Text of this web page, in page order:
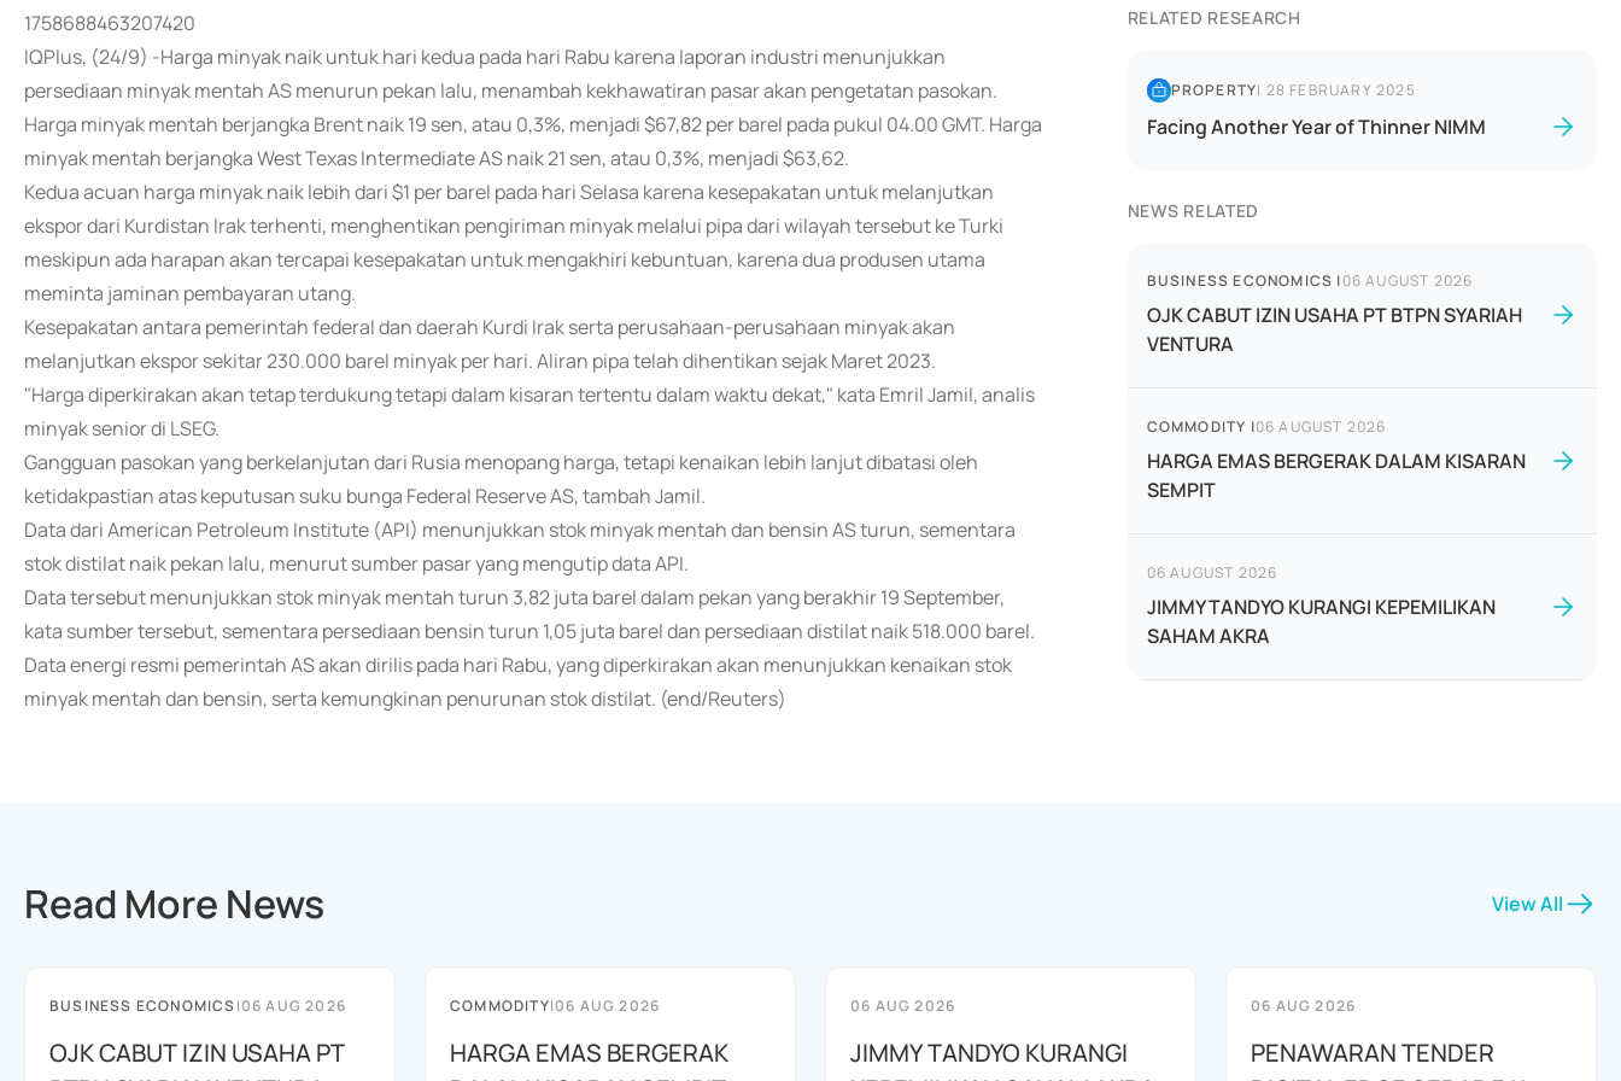
1758688463207420
IQPlus, (24/9) -Harga minyak naik untuk hari kedua pada hari Rabu karena laporan industri menunjukkan
persediaan minyak mentah AS menurun pekan lalu, menambah kekhawatiran pasar akan pengetatan pasokan.
Harga minyak mentah berjangka Brent naik 19 sen, atau 0,3%, menjadi $67,82 per barel pada pukul 04.00 GMT. Harga
minyak mentah berjangka West Texas Intermediate AS naik 21 sen, atau 0,3%, menjadi $63,62.
Kedua acuan harga minyak naik lebih dari $1 per barel pada hari Selasa karena kesepakatan untuk melanjutkan
ekspor dari Kurdistan Irak terhenti, menghentikan pengiriman minyak melalui pipa dari wilayah tersebut ke Turki
meskipun ada harapan akan tercapai kesepakatan untuk mengakhiri kebuntuan, karena dua produsen utama
meminta jaminan pembayaran utang.
Kesepakatan antara pemerintah federal dan daerah Kurdi Irak serta perusahaan-perusahaan minyak akan
melanjutkan ekspor sekitar 230.000 barel minyak per hari. Aliran pipa telah dihentikan sejak Maret 2023.
"Harga diperkirakan akan tetap terdukung tetapi dalam kisaran tertentu dalam waktu dekat," kata Emril Jamil, analis
minyak senior di LSEG.
Gangguan pasokan yang berkelanjutan dari Rusia menopang harga, tetapi kenaikan lebih lanjut dibatasi oleh
ketidakpastian atas keputusan suku bunga Federal Reserve AS, tambah Jamil.
Data dari American Petroleum Institute (API) menunjukkan stok minyak mentah dan bensin AS turun, sementara
stok distilat naik pekan lalu, menurut sumber pasar yang mengutip data API.
Data tersebut menunjukkan stok minyak mentah turun 3,82 juta barel dalam pekan yang berakhir 19 September,
kata sumber tersebut, sementara persediaan bensin turun 1,05 juta barel dan persediaan distilat naik 518.000 barel.
Data energi resmi pemerintah AS akan dirilis pada hari Rabu, yang diperkirakan akan menunjukkan kenaikan stok
minyak mentah dan bensin, serta kemungkinan penurunan stok distilat. (end/Reuters)
RELATED RESEARCH
PROPERTY| 28 FEBRUARY 2025
Facing Another Year of Thinner NIMM
NEWS RELATED
BUSINESS ECONOMICS |06 AUGUST 2026
OJK CABUT IZIN USAHA PT BTPN SYARIAH
VENTURA
COMMODITY |06 AUGUST 2026
HARGA EMAS BERGERAK DALAM KISARAN
SEMPIT
06 AUGUST 2026
JIMMY TANDYO KURANGI KEPEMILIKAN
SAHAM AKRA
Read More News View All
BUSINESS ECONOMICS|06 AUG 2026
OJK CABUT IZIN USAHA PT
COMMODITY|06 AUG 2026
HARGA EMAS BERGERAK
06 AUG 2026
JIMMY TANDYO KURANGI
06 AUG 2026
PENAWARAN TENDER